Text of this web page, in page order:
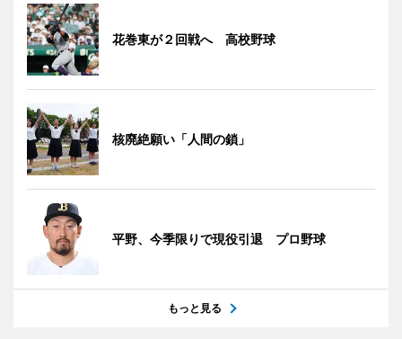
花巻東が２回戦へ 高校野球
核廃絶願い「人間の鎖」
平野、今季限りで現役引退 プロ野球
もっと見る